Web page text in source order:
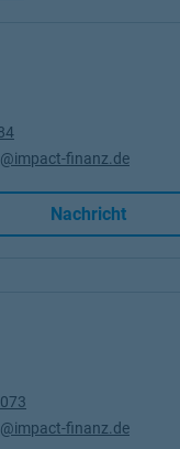
finanz.de
NachrichtLink
finanz.de